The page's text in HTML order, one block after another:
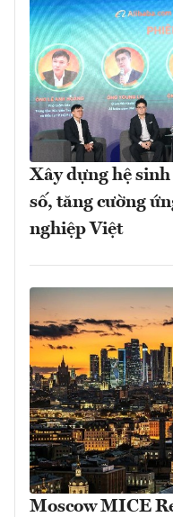
Xây dựng hệ
số, tăng cường
nghiệp Việt
Moscow MICE